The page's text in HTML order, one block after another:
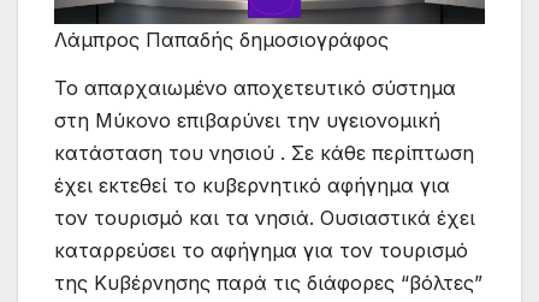
Λάμπρος Παπαδής δημοσιογράφος
Το απαρχαιωμένο αποχετευτικό σύστημα
στη Μύκονο επιβαρύνει την υγειονομική
κατάσταση του νησιού . Σε κάθε περίπτωση
έχει εκτεθεί το κυβερνητικό αφήγημα για
τον τουρισμό και τα νησιά. Ουσιαστικά έχει
καταρρεύσει το αφήγημα για τον τουρισμό
της Κυβέρνησης παρά τις διάφορες “βόλτες”